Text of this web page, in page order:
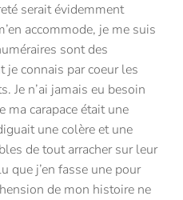
serait évidemment
accommode, je me suis
sont des
connais par coeur les
Je n’ai jamais eu besoin
ma carapace était une
une colère et une
de tout arracher sur leur
que j’en fasse une pour
de mon histoire ne